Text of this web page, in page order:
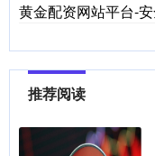
黄金配资网站平台-
推荐阅读